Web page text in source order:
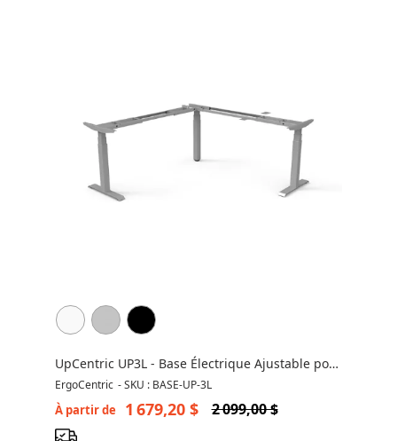
UpCentric UP3L - Base Électrique Ajustable pour
Bureau en L
ErgoCentric -SKU : BASE-UP-3L
À partir de 1 679,20 $ 2 099,00 $